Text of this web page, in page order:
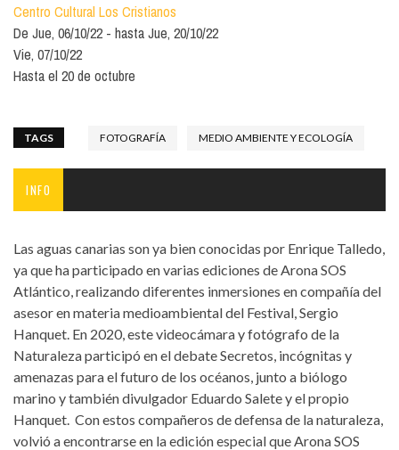
Centro Cultural Los Cristianos
De Jue, 06/10/22 hastaJue, 20/10/22
Vie, 07/10/22
Hasta el 20 de octubre
TAGS FOTOGRAFÍA MEDIO AMBIENTE Y ECOLOGÍA
INFO
Las aguas canarias son ya bien conocidas por Enrique Talledo,
ya que ha participado en varias ediciones de Arona SOS
Atlántico, realizando diferentes inmersiones en compañía del
asesor en materia medioambiental del Festival, Sergio
Hanquet. En 2020, este videocámara y fotógrafo de la
Naturaleza participó en el debate Secretos, incógnitas y
amenazas para el futuro de los océanos, junto a biólogo
marino y también divulgador Eduardo Salete y el propio
Hanquet. Con estos compañeros de defensa de la naturaleza,
volvió a encontrarse en la edición especial que Arona SOS